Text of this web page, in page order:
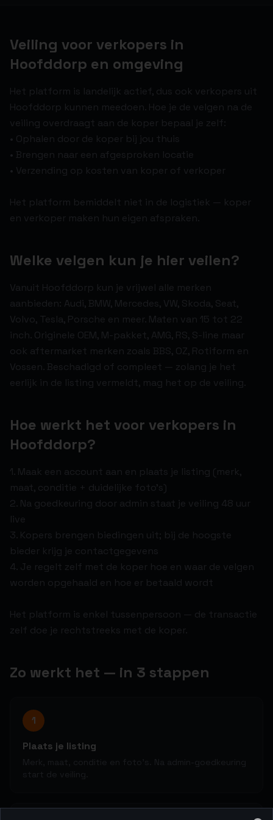
Veiling voor verkopers in
Hoofddorp en omgeving
Het platform is landelijk actief, dus ook verkopers uit
Hoofddorp kunnen meedoen. Hoe je de velgen na de
veiling overdraagt aan de koper bepaal je zelf:
• Ophalen door de koper bij jou thuis
• Brengen naar een afgesproken locatie
• Verzending op kosten van koper of verkoper
Het platform bemiddelt niet in de logistiek — koper
en verkoper maken hun eigen afspraken.
Welke velgen kun je hier veilen?
Vanuit Hoofddorp kun je vrijwel alle merken
aanbieden: Audi, BMW, Mercedes, VW, Skoda, Seat,
Volvo, Tesla, Porsche en meer. Maten van 15 tot 22
inch. Originele OEM, M-pakket, AMG, RS, S-line maar
ook aftermarket merken zoals BBS, OZ, Rotiform en
Vossen. Beschadigd of compleet — zolang je het
eerlijk in de listing vermeldt, mag het op de veiling.
Hoe werkt het voor verkopers in
Hoofddorp?
1. Maak een account aan en plaats je listing (merk,
maat, conditie + duidelijke foto's)
2. Na goedkeuring door admin staat je veiling 48 uur
live
3. Kopers brengen biedingen uit; bij de hoogste
bieder krijg je contactgegevens
4. Je regelt zelf met de koper hoe en waar de velgen
worden opgehaald en hoe er betaald wordt
Het platform is enkel tussenpersoon — de transactie
zelf doe je rechtstreeks met de koper.
Zo werkt het — in 3 stappen
1
Plaats je listing